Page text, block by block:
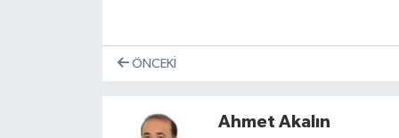
ÖNCEKI
Ahmet Akalın